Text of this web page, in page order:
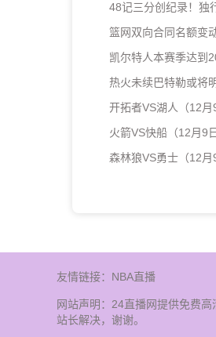
48记三分创纪录！独
篮网双向合同名额变
凯尔特人本赛季达到
热火未续巴特勒或将
开拓者VS湖人（12
火箭VS快船（12月9
森林狼VS勇士（12
友情链接： NBA直播
网站声明：24直播网提供免费
站长解决，谢谢。